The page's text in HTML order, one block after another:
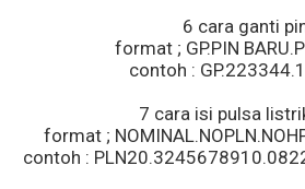
6 cara ganti
format ; GP.PIN
contoh :
7 cara isi pulsa
format ;
contoh :